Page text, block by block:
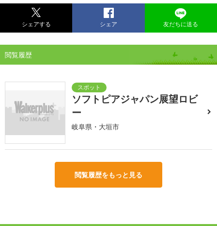
シェアする シェア 友だちに送る
閲覧履歴
ソフトピアジャパン展望ロビ
ー
岐阜県・大垣市
閲覧履歴をもっと見る